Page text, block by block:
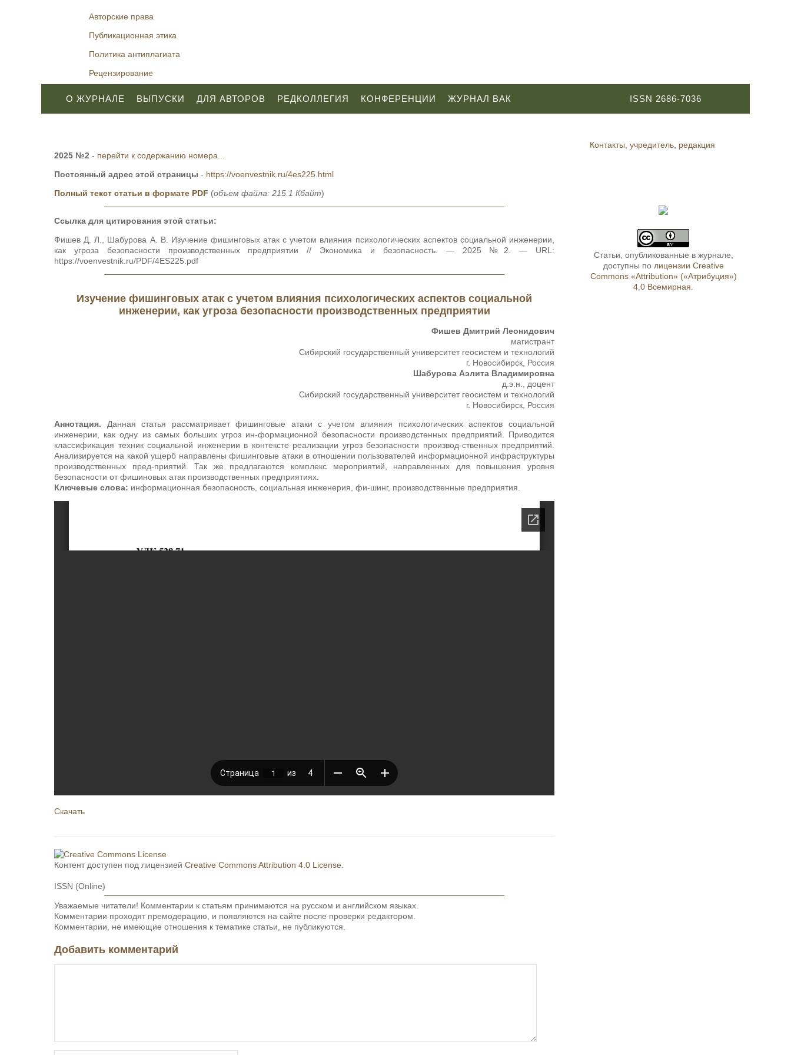
Авторские права
Публикационная этика
Политика антиплагиата
Рецензирование
ISSN 2686-7036
О ЖУРНАЛЕ ВЫПУСКИ ДЛЯ АВТОРОВ РЕДКОЛЛЕГИЯ КОНФЕРЕНЦИИ ЖУРНАЛ ВАК
2025 №2 - перейти к содержанию номера...
Постоянный адрес этой страницы - https://voenvestnik.ru/4es225.html
Полный текст статьи в формате PDF (объем файла: 215.1 Кбайт)
Ссылка для цитирования этой статьи:
Фишев Д. Л., Шабурова А. В. Изучение фишинговых атак с учетом влияния психологических аспектов социальной инженерии,
как угроза безопасности производственных предприятии // Экономика и безопасность. — 2025 №2. — URL:
https://voenvestnik.ru/PDF/4ES225.pdf
Изучение фишинговых атак с учетом влияния психологических аспектов социальной
инженерии, как угроза безопасности производственных предприятии
Фишев Дмитрий Леонидович
магистрант
Сибирский государственный университет геосистем и технологий
г. Новосибирск, Россия
Шабурова Аэлита Владимировна
д.э.н., доцент
Сибирский государственный университет геосистем и технологий
г. Новосибирск, Россия
Аннотация. Данная статья рассматривает фишинговые атаки с учетом влияния психологических аспектов социальной
инженерии, как одну из самых больших угроз ин-формационной безопасности производстенных предприятий. Приводится
классификация техник социальной инженерии в контексте реализации угроз безопасности производ-ственных предприятий.
Анализируется на какой ущерб направлены фишинговые атаки в отношении пользователей информационной инфраструктуры
производственных пред-приятий. Так же предлагаются комплекс мероприятий, направленных для повышения уровня
безопасности от фишиновых атак производственных предприятиях.
Ключевые слова: информационная безопасность, социальная инженерия, фи-шинг, производственные предприятия.
Скачать
Контент доступен под лицензией Creative Commons Attribution 4.0 License
ISSN (Online)
Уважаемые читатели! Комментарии к статьям принимаются на русском и английском языках.
Комментарии проходят премодерацию, и появляются на сайте после проверки редактором.
Комментарии, не имеющие отношения к тематике статьи, не публикуются.
Добавить комментарий
Контакты, учредитель, редакция
Статьи, опубликованные в журнале,
доступны по лицензии Creative
Commons «Attribution» («Атрибуция»)
4.0 Всемирная